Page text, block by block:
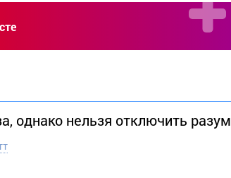
однако нельзя отключить разум